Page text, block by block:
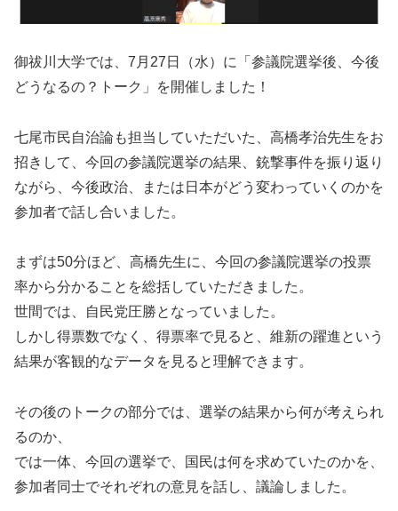
御祓川大学では、7月27日（水）に「参議院選挙後、今後
どうなるの？トーク」を開催しました！
七尾市民自治論も担当していただいた、高橋孝治先生をお
招きして、今回の参議院選挙の結果、銃撃事件を振り返り
ながら、今後政治、または日本がどう変わっていくのかを
参加者で話し合いました。
まずは50分ほど、高橋先生に、今回の参議院選挙の投票
率から分かることを総括していただきました。
世間では、自民党圧勝となっていました。
しかし得票数でなく、得票率で見ると、維新の躍進という
結果が客観的なデータを見ると理解できます。
その後のトークの部分では、選挙の結果から何が考えられ
るのか、
では一体、今回の選挙で、国民は何を求めていたのかを、
参加者同士でそれぞれの意見を話し、議論しました。